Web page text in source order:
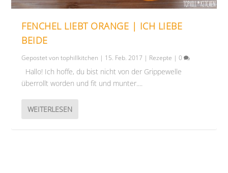
FENCHEL LIEBT ORANGE | ICH LIEBE
BEIDE
Gepostet vontophillkitchen | 15. Feb. 2017 | Rezepte |0
Hallo! Ich hoffe, du bist nicht von der Grippewelle
überrollt worden und fit und munter....
WEITERLESEN